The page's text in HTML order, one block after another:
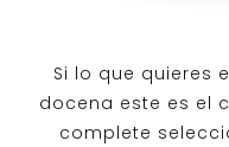
Si lo que quieres
docena este es el
complete